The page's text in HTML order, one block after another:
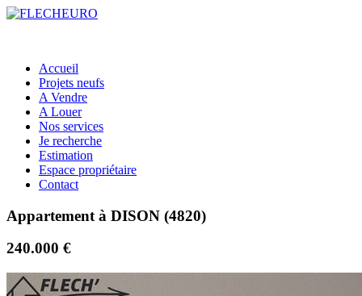
Accueil
Projets neufs
A Vendre
A Louer
Nos services
Je recherche
Estimation
Espace propriétaire
Contact
Appartement à DISON (4820)
240.000 €